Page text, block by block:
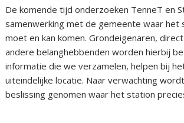
De komende tijd onderzoeken TenneT en
samenwerking met de gemeente waar het
moet en kan komen. Grondeigenaren,
andere belanghebbenden worden hierbij
informatie die we verzamelen, helpen bij
uiteindelijke locatie. Naar verwachting
beslissing genomen waar het station